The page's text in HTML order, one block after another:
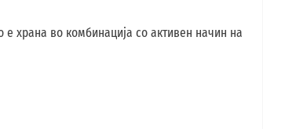
е храна во комбинација со активен начин на